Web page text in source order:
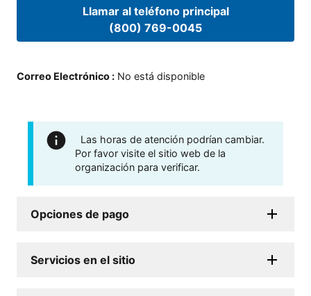
Llamar al teléfono principal
(800) 769-0045
Correo Electrónico : No está disponible
Las horas de atención podrían cambiar.
Por favor visite el sitio web de la
organización para verificar.
Opciones de pago
Servicios en el sitio